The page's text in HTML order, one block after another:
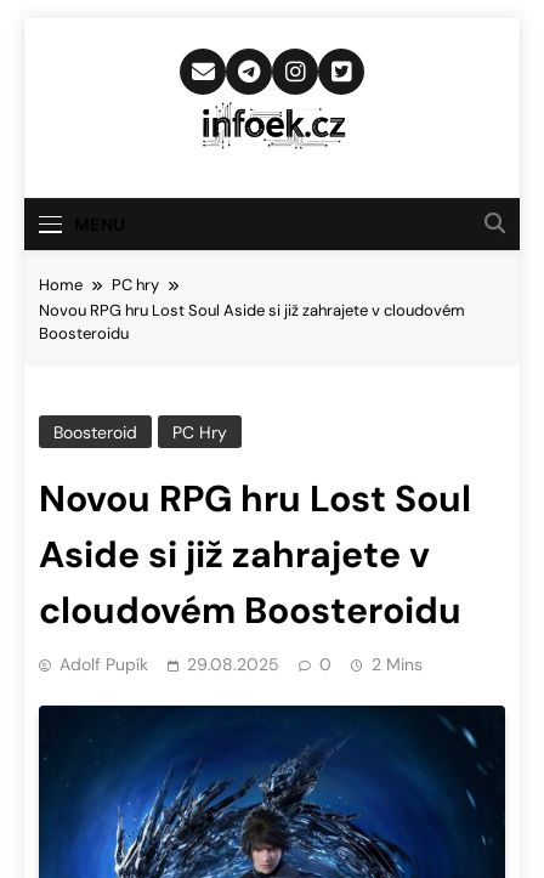
Infoek.cz
Novinkám
Home
PC hry
Novou RPG hru Lost Soul Aside si již zahrajete v cloudovém
Boosteroidu
Boosteroid PC Hry
Novou RPG hru Lost Soul
Aside si již zahrajete v
cloudovém Boosteroidu
Adolf Pupík 29.08.2025 0 2 Mins